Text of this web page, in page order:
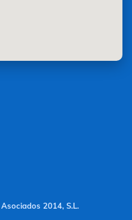
2014, S.L.